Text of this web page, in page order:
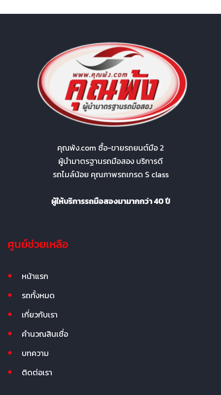
คุณพ้ง.com ซื้อ-ขายรถยนต์มือ 2
ผู้นำมาตรฐานรถมือสอง บริการดี
รถไมล์น้อย คุณภาพรถเกรด S class
ผู้ให้บริการรถมือสองมามากกว่า 40 ปี
ศูนย์ช่วยเหลือ
หน้าแรก
รถทั้งหมด
เกี่ยวกับเรา
คำนวณสินเชื่อ
บทความ
ติดต่อเรา